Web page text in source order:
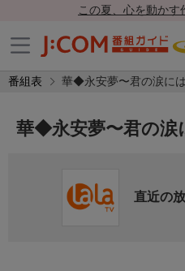
この夏、心を動かす
番組表 華◆永安夢〜君の涙に
華◆永安夢〜君の涙
直近の